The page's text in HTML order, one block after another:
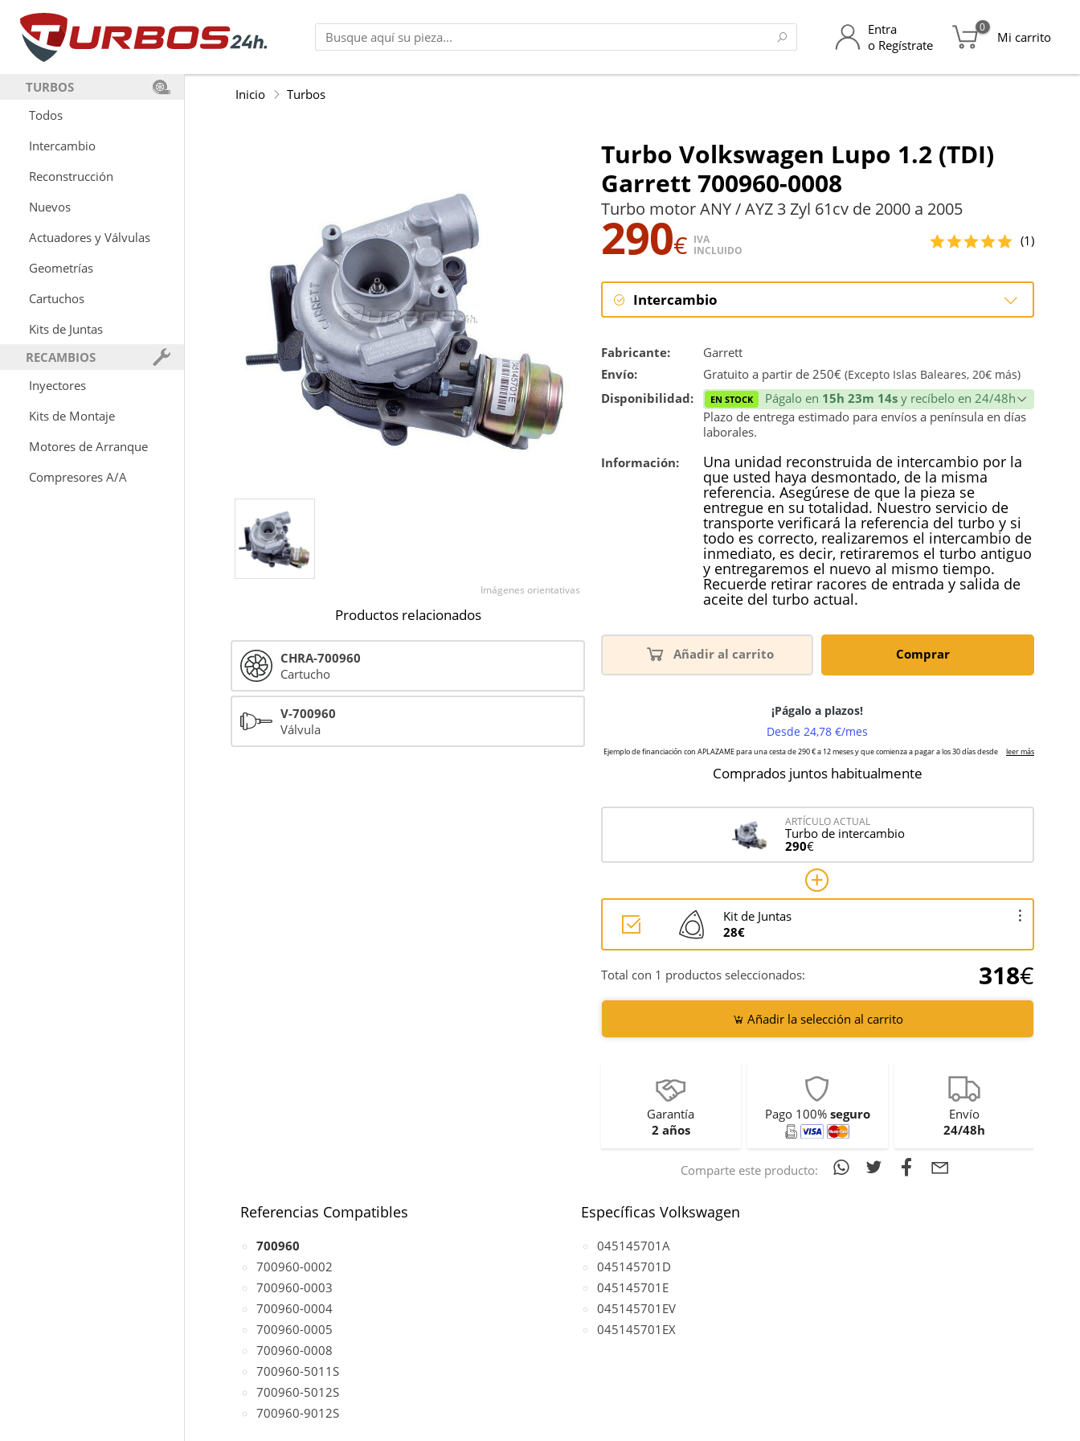
Entra
o Regístrate
0
Mi carrito
TURBOS
Todos
Intercambio
Reconstrucción
Nuevos
Actuadores y Válvulas
Geometrías
Cartuchos
Kits de Juntas
RECAMBIOS
Inyectores
Kits de Montaje
Motores de Arranque
Compresores A/A
Inicio Turbos
Turbo Volkswagen Lupo 1.2 (TDI)
Garrett 700960-0008
Turbo motor ANY / AYZ 3 Zyl 61cv de 2000 a 2005
290€ IVA
INCLUIDO
(1)
Intercambio
Reconstrucción
Fabricante:
Garrett
Envío:
Gratuito a partir de 250€ (Excepto Islas Baleares, 20€ más)
Disponibilidad: EN STOCK Págalo en 15h 23m 14s y recíbelo en 24/48h
Plazo de entrega estimado para envíos a península en días
laborales.
Información:
Una unidad reconstruida de intercambio por la
que usted haya desmontado, de la misma
referencia. Asegúrese de que la pieza se
entregue en su totalidad. Nuestro servicio de
transporte verificará la referencia del turbo y si
todo es correcto, realizaremos el intercambio de
inmediato, es decir, retiraremos el turbo antiguo
y entregaremos el nuevo al mismo tiempo.
Recuerde retirar racores de entrada y salida de
aceite del turbo actual.
Añadir al carrito Comprar
Comprados juntos habitualmente
ARTÍCULO ACTUAL
Turbo de intercambio
290€
Kit de Juntas
28€
Total con 1 productos seleccionados: 318€
Añadir la selección al carrito
Garantía
2 años
Pago 100% seguro
Envío
24/48h
Comparte este producto:
Imágenes orientativas
Productos relacionados
CHRA-700960
Cartucho
V-700960
Válvula
Referencias Compatibles
700960
700960-0002
700960-0003
700960-0004
700960-0005
700960-0008
700960-5011S
700960-5012S
700960-9012S
Específicas Volkswagen
045145701A
045145701D
045145701E
045145701EV
045145701EX